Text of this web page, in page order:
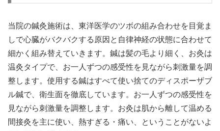
当院の鍼灸施術は、東洋医学のツボの組み合わせを目覚ま
しで心臓がバクバクする原因と自律神経の状態に合わせて
細かく組み替えていきます。鍼は髪の毛より細く、お灸は
温灸タイプで、お一人ずつの感受性を見ながら刺激量を調
整します。使用する鍼はすべて使い捨てのディスポーザブ
ル鍼で、衛生面を徹底しています。お一人ずつの感受性を
見ながら刺激量を調整します。お灸は肌から離して温める
間接灸を主に使い、熱すぎる・痛い、ということがないよ